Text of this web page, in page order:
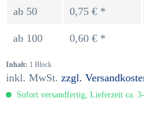
ab 50 0,75 € *
ab 100 0,60 € *
Inhalt: 1 Block
inkl. MwSt. zzgl.
Sofort versandfertig, Lieferzeit ca.